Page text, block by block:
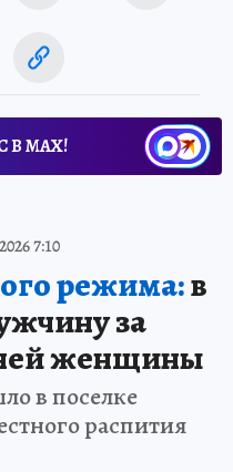
В МАХ!
7:10
режима:в
за
женщины
в поселке
распития